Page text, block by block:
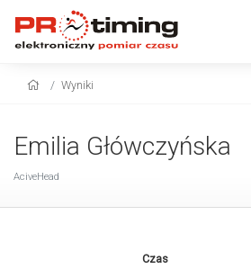
Wyniki
Emilia Główczyńska
AciveHead
Czas